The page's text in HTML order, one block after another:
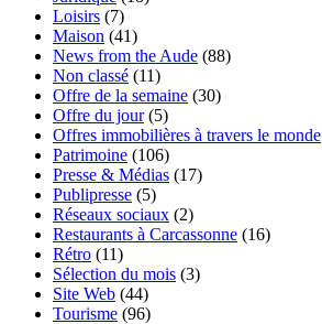
Loisirs (7)
Maison (41)
News from the Aude (88)
Non classé (11)
Offre de la semaine (30)
Offre du jour(5)
Offres immobilières à travers le monde
Patrimoine (106)
Presse & Médias (17)
Publipresse (5)
Réseaux sociaux (2)
Restaurants à Carcassonne (16)
Rétro (11)
Sélection du mois (3)
Site Web (44)
Tourisme (96)